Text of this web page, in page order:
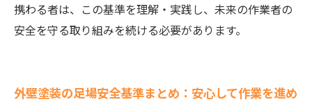
携わる者は、この基準を理解・実践し、未来の作業者の
安全を守る取り組みを続ける必要があります。
外壁塗装の足場安全基準まとめ：安心して作業を進め